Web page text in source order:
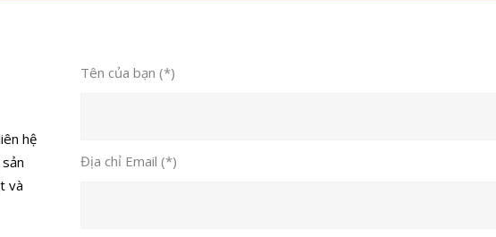
hệ
và
Tên của bạn (*)
Địa chỉ Email (*)